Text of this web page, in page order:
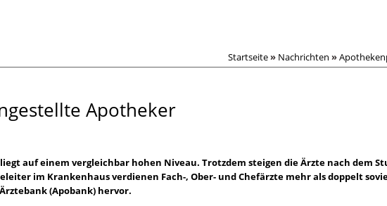
Startseite» Nachrichten »
Apotheker
auf einem vergleichbar hohen Niveau. Trotzdem steigen die Ärzte nach dem
im Krankenhaus verdienen Fach-, Ober- und Chefärzte mehr als doppelt
(Apobank) hervor.